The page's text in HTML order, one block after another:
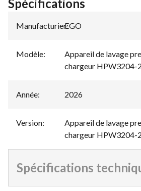
Spécifications
Manufacturier:
EGO
Modèle:
Appareil de lavage
chargeur HPW3204-2
Année: 2026
Version:
Appareil de lavage
chargeur HPW3204-2
Spécifications